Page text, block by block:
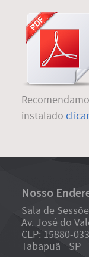
instalado
Nosso
Sala de
Av. José do
CEP: 15880-
Tabapuã - SP